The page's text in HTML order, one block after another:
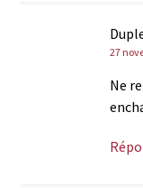
27
Ne